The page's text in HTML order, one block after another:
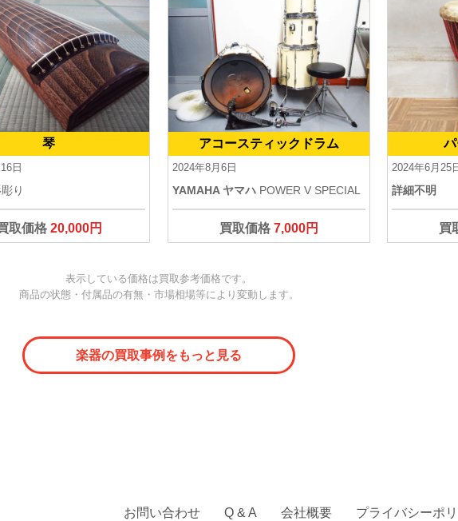
琴
日
り
取価格 20,000円
アコースティックドラム
2024年8月6日
YAMAHA ヤマハPOWER V SPECIAL
買取価格 7,000円
2024年6月25
詳細不明
買
表示している価格は買取参考価格です。
商品の状態・付属品の有無・市場相場等により変動します。
楽器の買取事例をもっと見る
お問い合わせ Q & A 会社概要 プライバシーポ